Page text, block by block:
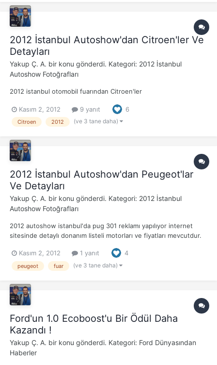
2012 İstanbul Autoshow'dan Citroen'ler Ve
Detayları
Yakup Ç. A. bir konu gönderdi. Kategori: 2012 İstanbul
Autoshow Fotoğrafları
2012 istanbul otomobil fuarından Citroen'ler
Kasım 2, 2012 9 yanıt 6
Citroen 2012 (ve 3 tane daha)
2012 İstanbul Autoshow'dan Peugeot'lar
Ve Detayları
Yakup Ç. A. bir konu gönderdi. Kategori: 2012 İstanbul
Autoshow Fotoğrafları
2012 autoshow istanbul'da pug 301 reklamı yapılıyor internet
sitesinde detaylı donanım listeli motorları ve fiyatları mevcutdur.
kaplama bile yok..
Kasım 2, 2012 1 yanıt 4
peugeot fuar (ve 3 tane daha)
Ford'un 1.0 Ecoboost'u Bir Ödül Daha
Kazandı !
Yakup Ç. A. bir konu gönderdi. Kategori: Ford Dünyasından
Haberler